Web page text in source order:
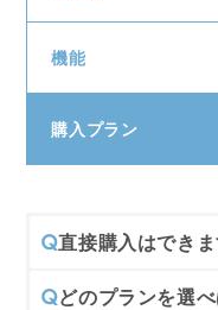
機能
購入プラン
直接購入はできま
どのプランを選